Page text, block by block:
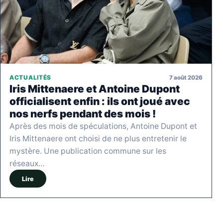
ACTUALITÉS 7 août 2026
Iris Mittenaere et Antoine Dupont
officialisent enfin : ils ont joué avec
nos nerfs pendant des mois !
Après des mois de spéculations, Antoine Dupont et
Iris Mittenaere ont choisi de ne plus entretenir le
mystère. Une publication commune sur les
réseaux…
Lire